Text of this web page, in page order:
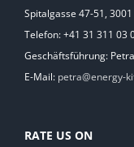
Spitalgasse 47-51,
Telefon: +41 31 311 03
Geschäftsführung:
E-Mail: petra@energy-
RATE US ON